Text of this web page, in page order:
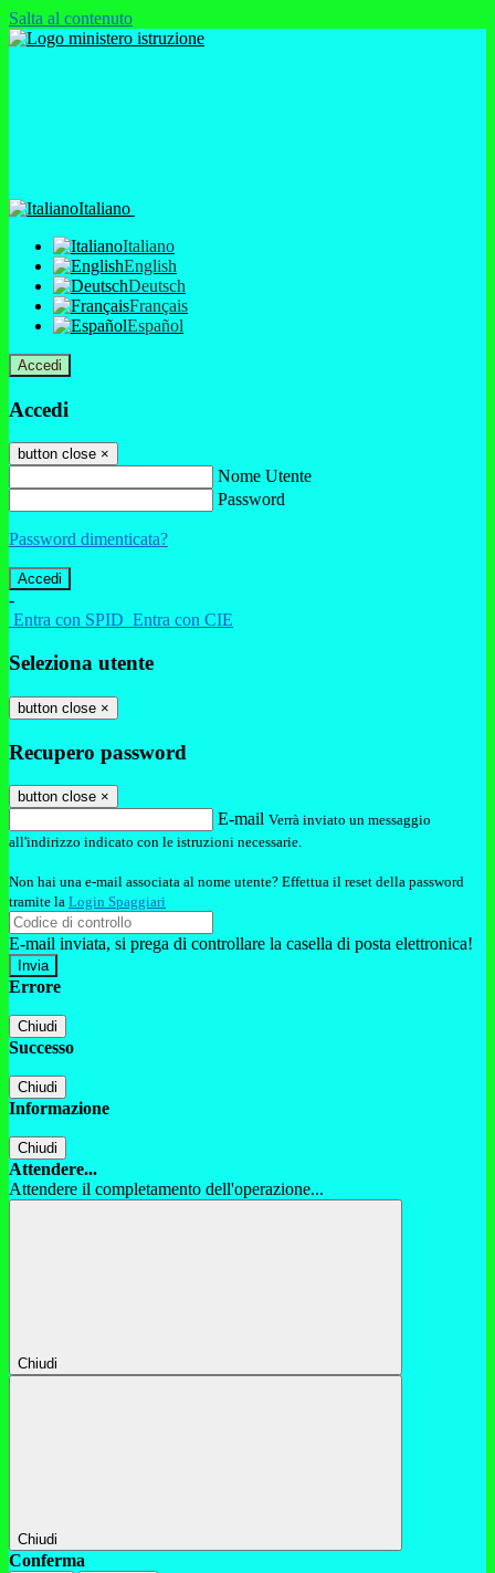
Salta al contenuto
Italiano
Italiano
English
Deutsch
Français
Español
Accedi
Accedi
button close ×
Nome Utente
Password
Password dimenticata?
-
Entra con SPID Entra con CIE
Seleziona utente
button close ×
Recupero password
button close ×
E-mail Verrà inviato un messaggio
all'indirizzo indicato con le istruzioni necessarie.
Non hai una e-mail associata al nome utente? Effettua il reset della password
tramite la Login Spaggiari
E-mail inviata, si prega di controllare la casella di posta elettronica!
Errore
Chiudi
Successo
Chiudi
Informazione
Chiudi
Attendere...
Attendere il completamento dell'operazione...
Chiudi
Chiudi
Conferma